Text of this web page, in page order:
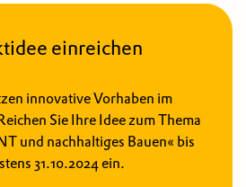
einreichen
innovative Vorhaben im
Sie Ihre Idee zum Thema
und nachhaltiges Bauen« bis
31.10.2024 ein.